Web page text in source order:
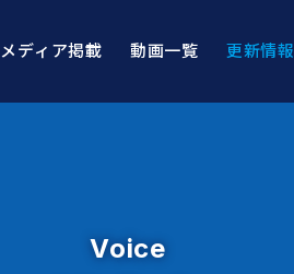
メディア掲載 動画一覧 更新情報
Voice